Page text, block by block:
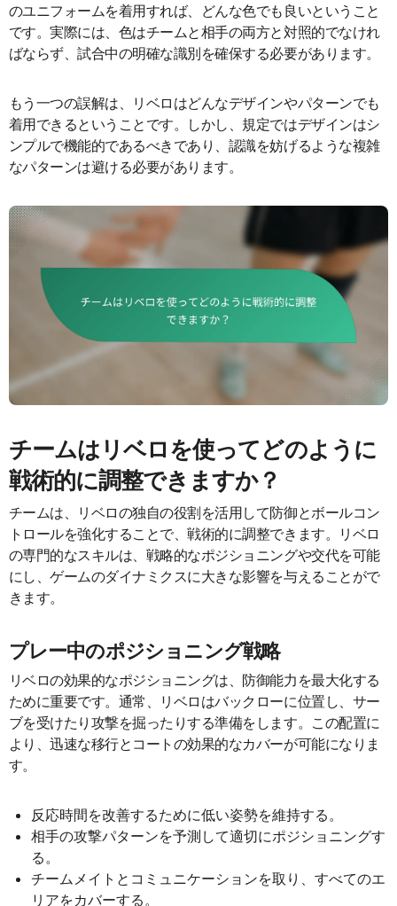
のユニフォームを着用すれば、どんな色でも良いということ
です。実際には、色はチームと相手の両方と対照的でなけれ
ばならず、試合中の明確な識別を確保する必要があります。
もう一つの誤解は、リベロはどんなデザインやパターンでも
着用できるということです。しかし、規定ではデザインはシ
ンプルで機能的であるべきであり、認識を妨げるような複雑
なパターンは避ける必要があります。
チームはリベロを使ってどのように
戦術的に調整できますか？
チームは、リベロの独自の役割を活用して防御とボールコン
トロールを強化することで、戦術的に調整できます。リベロ
の専門的なスキルは、戦略的なポジショニングや交代を可能
にし、ゲームのダイナミクスに大きな影響を与えることがで
きます。
プレー中のポジショニング戦略
リベロの効果的なポジショニングは、防御能力を最大化する
ために重要です。通常、リベロはバックローに位置し、サー
ブを受けたり攻撃を掘ったりする準備をします。この配置に
より、迅速な移行とコートの効果的なカバーが可能になりま
す。
反応時間を改善するために低い姿勢を維持する。
相手の攻撃パターンを予測して適切にポジショニングす
る。
チームメイトとコミュニケーションを取り、すべてのエ
リアをカバーする。